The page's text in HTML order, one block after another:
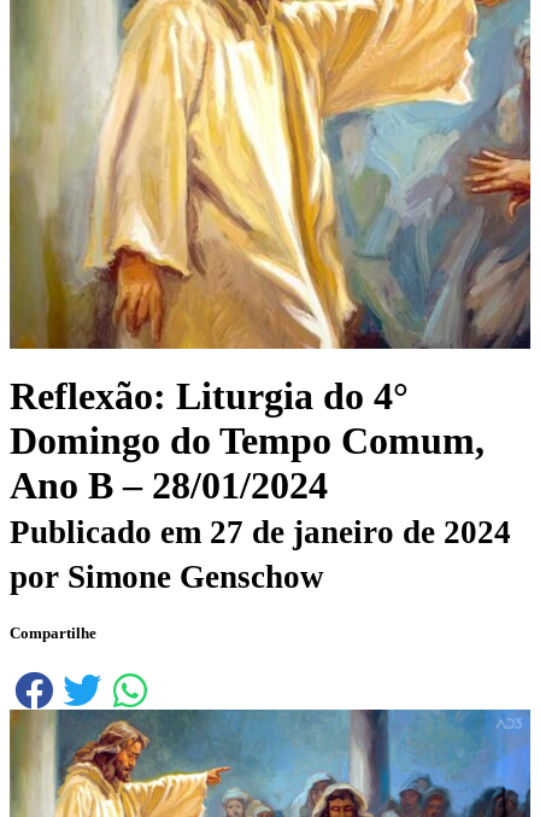
Reflexão: Liturgia do 4°
Domingo do Tempo Comum,
Ano B – 28/01/2024
Publicado em 27 de janeiro de 2024
por Simone Genschow
Compartilhe